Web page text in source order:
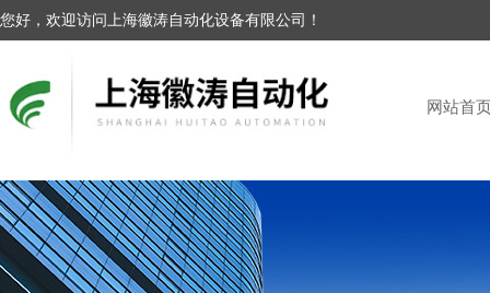
您好，欢迎访问上海徽涛自动化设备有限公司！
网站首